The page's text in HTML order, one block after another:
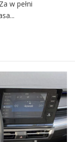
w pełni